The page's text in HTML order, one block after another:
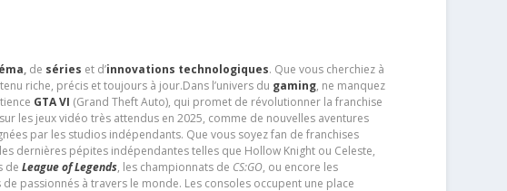
,de séries et d’innovations technologiques. Que vous cherchiez à
riche, précis et toujours à jour.Dans l’univers du gaming, ne manquez
GTA VI (Grand Theft Auto), qui promet de révolutionner la franchise
les jeux vidéo très attendus en 2025, comme de nouvelles aventures
par les studios indépendants. Que vous soyez fan de franchises
dernières pépites indépendantes telles que Hollow Knight ou Celeste,
de League of Legends, les championnats de CS:GO, ou encore les
passionnés à travers le monde. Les consoles occupent une place